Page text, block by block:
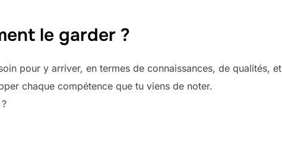
le garder ?
pour y arriver, en termes de connaissances, de qualités, et
chaque compétence que tu viens de noter.